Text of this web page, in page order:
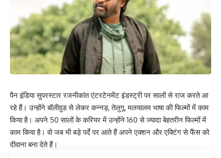
पैन इंडिया सुपरस्टार रजनीकांत एंटरटेनमेंट इंडस्ट्री पर सालों से राज करते आ
रहे हैं। उन्होंने बॉलीवुड से लेकर कन्नड़, तेलुगू, मलयालम भाषा की फिल्मों में काम
किया है। अपने 50 सालों के करियर में उन्होंने 160 से ज्यादा बेहतरीन फिल्मों में
काम किया है। वो जब भी बड़े पर्दे पर आते हैं अपने एक्शन और एक्टिंग से फैंस को
दीवाना बना देते हैं।